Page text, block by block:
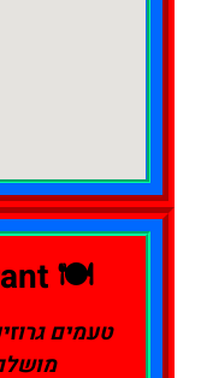
🍽️ Marani Restaurant
טעמים